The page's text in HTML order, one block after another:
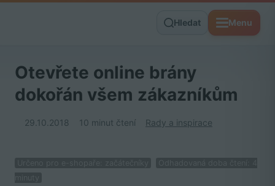
Hledat Menu
Otevřete online brány
dokořán všem zákazníkům
29.10.2018 10 minut čtení Rady a inspirace